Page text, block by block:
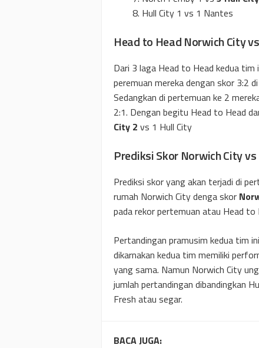
Hull City 1 vs 1 Nantes
Head to Head Norwich City
Dari 3 laga Head to Head kedua
peremuan mereka dengan skor 3:2
Sedangkan di pertemuan ke 2
2:1. Dengan begitu Head to Head
City 2 vs 1 Hull City
Prediksi Skor Norwich City
Prediksi skor yang akan terjadi di
rumah Norwich City denga skor
pada rekor pertemuan atau Head to
Pertandingan pramusim kedua tim
dikarnakan kedua tim memiliki
yang sama. Namun Norwich City
jumlah pertandingan dibandingkan
Fresh atau segar.
BACA JUGA: